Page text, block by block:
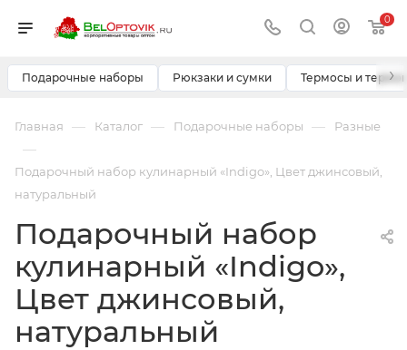
0
Подарочные наборы Рюкзаки и сумки Термосы и ›
Главная — Каталог — Подарочные наборы — Разные
—
Подарочный набор кулинарный «Indigo», Цвет джинсовый,
натуральный
Подарочный набор
кулинарный «Indigo»,
Цвет джинсовый,
натуральный